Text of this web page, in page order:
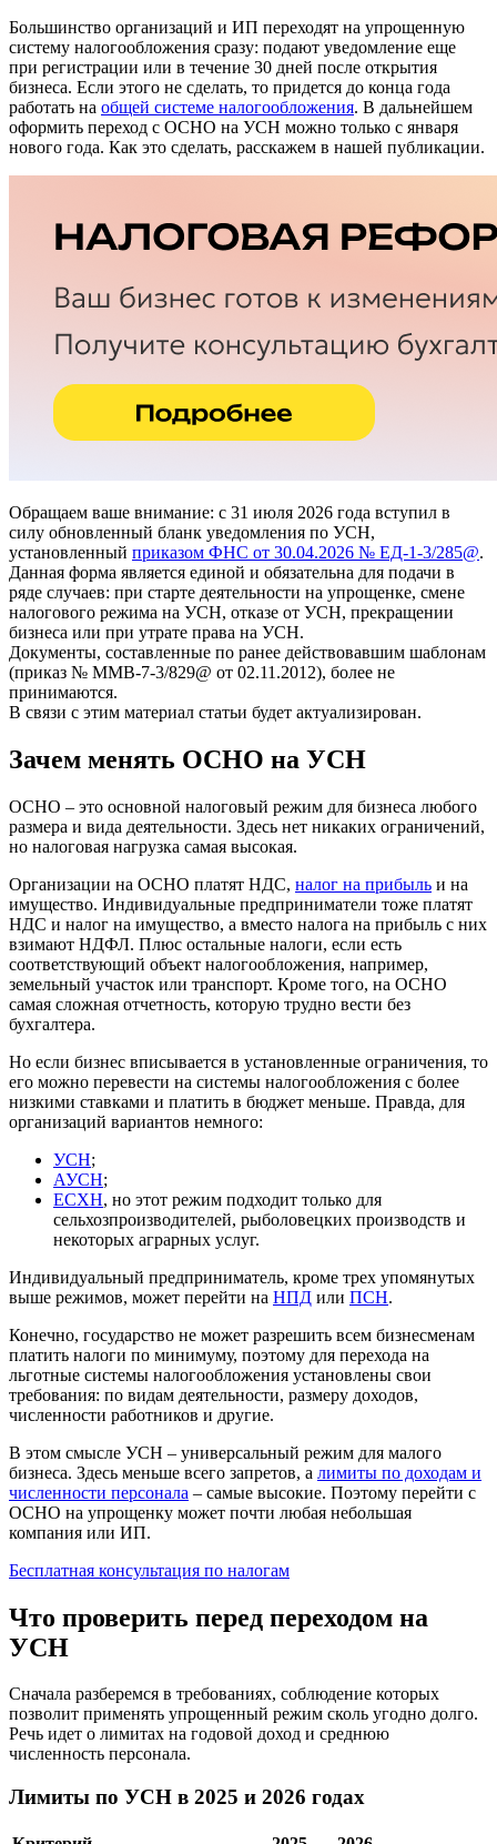
Большинство организаций и ИП переходят на упрощенную
систему налогообложения сразу: подают уведомление еще
при регистрации или в течение 30 дней после открытия
бизнеса. Если этого не сделать, то придется до конца года
работать на общей системе налогообложения. В дальнейшем
оформить переход с ОСНО на УСН можно только с января
нового года. Как это сделать, расскажем в нашей публикации.
Обращаем ваше внимание: с 31 июля 2026 года вступил в
силу обновленный бланк уведомления по УСН,
установленный приказом ФНС от 30.04.2026 № ЕД-1-3/285@.
Данная форма является единой и обязательна для подачи в
ряде случаев: при старте деятельности на упрощенке, смене
налогового режима на УСН, отказе от УСН, прекращении
бизнеса или при утрате права на УСН.
Документы, составленные по ранее действовавшим шаблонам
(приказ № ММВ-7-3/829@ от 02.11.2012), более не
принимаются.
В связи с этим материал статьи будет актуализирован.
Зачем менять ОСНО на УСН
ОСНО – это основной налоговый режим для бизнеса любого
размера и вида деятельности. Здесь нет никаких ограничений,
но налоговая нагрузка самая высокая.
Организации на ОСНО платят НДС, налог на прибыль и на
имущество. Индивидуальные предприниматели тоже платят
НДС и налог на имущество, а вместо налога на прибыль с них
взимают НДФЛ. Плюс остальные налоги, если есть
соответствующий объект налогообложения, например,
земельный участок или транспорт. Кроме того, на ОСНО
самая сложная отчетность, которую трудно вести без
бухгалтера.
Но если бизнес вписывается в установленные ограничения, то
его можно перевести на системы налогообложения с более
низкими ставками и платить в бюджет меньше. Правда, для
организаций вариантов немного:
УСН;
АУСН;
ЕСХН, но этот режим подходит только для
сельхозпроизводителей, рыболовецких производств и
некоторых аграрных услуг.
Индивидуальный предприниматель, кроме трех упомянутых
выше режимов, может перейти на НПД или ПСН.
Конечно, государство не может разрешить всем бизнесменам
платить налоги по минимуму, поэтому для перехода на
льготные системы налогообложения установлены свои
требования: по видам деятельности, размеру доходов,
численности работников и другие.
В этом смысле УСН – универсальный режим для малого
бизнеса. Здесь меньше всего запретов, а лимиты по доходам и
численности персонала – самые высокие. Поэтому перейти с
ОСНО на упрощенку может почти любая небольшая
компания или ИП.
Бесплатная консультация по налогам
Что проверить перед переходом на
УСН
Сначала разберемся в требованиях, соблюдение которых
позволит применять упрощенный режим сколь угодно долго.
Речь идет о лимитах на годовой доход и среднюю
численность персонала.
Лимиты по УСН в 2025 и 2026 годах